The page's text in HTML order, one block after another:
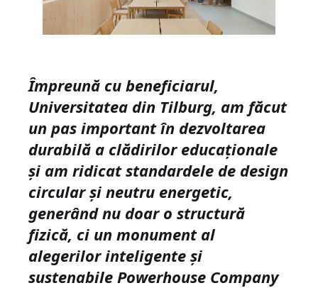
Împreună cu beneficiarul,
Universitatea din Tilburg, am făcut
un pas important în dezvoltarea
durabilă a clădirilor educaționale
și am ridicat standardele de design
circular și neutru energetic,
generând nu doar o structură
fizică, ci un monument al
alegerilor inteligente și
sustenabile Powerhouse Company